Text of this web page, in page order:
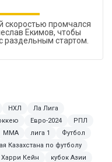
скоростью промчался
Екимов, чтобы
раздельным стартом.
НХЛ
Ла Лига
Евро-2024
РПЛ
MMA лига 1
Футбол
Казахстана по футболу
Харри Кейн
кубок Азии